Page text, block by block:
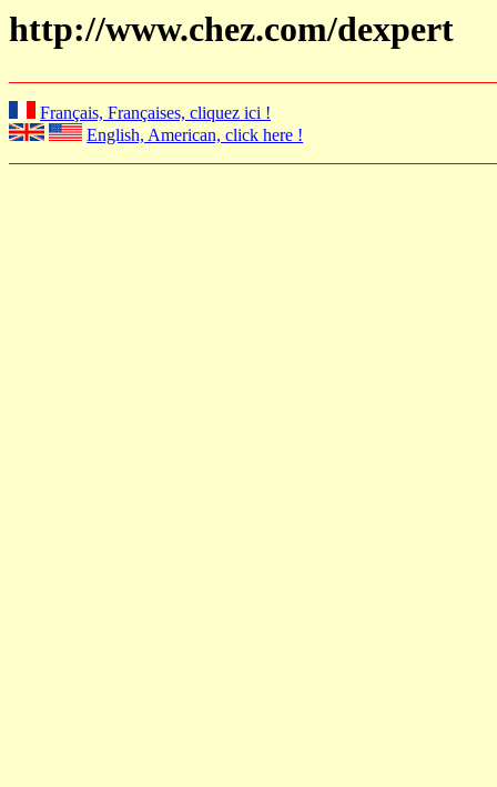
http://www.chez.com/dexpert
Français, Françaises, cliquez ici !
English, American, click here !